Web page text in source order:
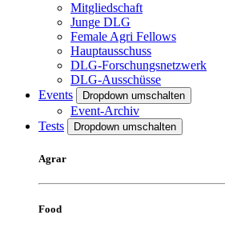
Mitgliedschaft
Junge DLG
Female Agri Fellows
Hauptausschuss
DLG-Forschungsnetzwerk
DLG-Ausschüsse
Events
Dropdown umschalten
Event-Archiv
Tests
Dropdown umschalten
Agrar
Food